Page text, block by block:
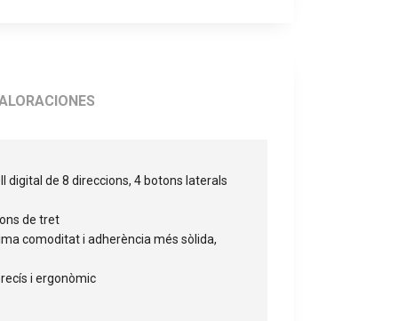
digital de 8 direccions, 4 botons laterals
de tret
comoditat i adherència més sòlida,
i ergonòmic